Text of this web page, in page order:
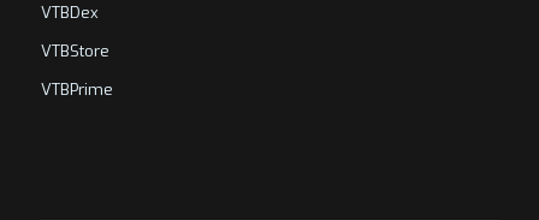
VTBDex
VTBStore
VTBPrime